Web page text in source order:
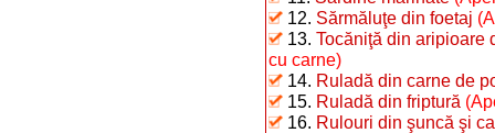
12. Sărmăluţe din foetaj
13. Tocăniţă din aripioare
cu carne)
14. Ruladă din carne de
15. Ruladă din friptură
16. Rulouri din şuncă şi